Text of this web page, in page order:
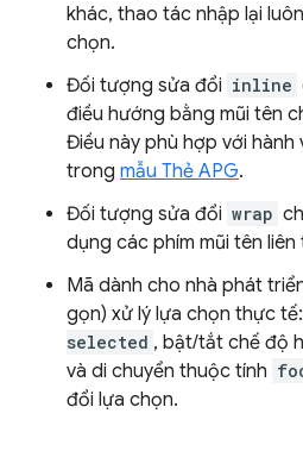
khác, thao tác nhập lại
chọn.
Đối tượng sửa đổi inline
điều hướng bằng mũi tên
Điều này phù hợp với hành
trong mẫu Thẻ APG.
Đối tượng sửa đổi wrap
dụng các phím mũi tên
Mã dành cho nhà phát
gọn) xử lý lựa chọn thực
selected , bật/tắt chế độ
và di chuyển thuộc tính
đổi lựa chọn.